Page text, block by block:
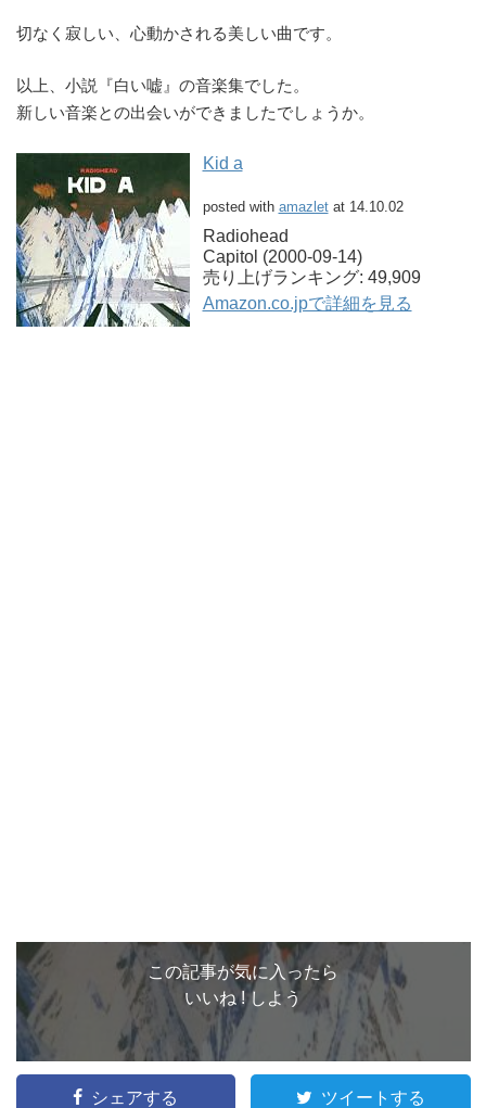
切なく寂しい、心動かされる美しい曲です。
以上、小説『白い嘘』の音楽集でした。
新しい音楽との出会いができましたでしょうか。
Kid a
posted with amazletat 14.10.02
Radiohead
Capitol (2000-09-14)
売り上げランキング: 49,909
Amazon.co.jpで詳細を見る
この記事が気に入ったら
いいね ! しよう
シェアする ツイートする